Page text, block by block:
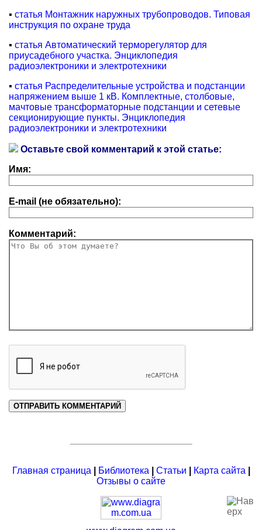
▪ статья Монтажник наружных трубопроводов. Типовая
инструкция по охране труда
▪ статья Автоматический терморегулятор для
приусадебного участка. Энциклопедия
радиоэлектроники и электротехники
▪ статья Распределительные устройства и подстанции
напряжением выше 1 кB. Комплектные, столбовые,
мачтовые трансформаторные подстанции и сетевые
секционирующие пункты. Энциклопедия
радиоэлектроники и электротехники
Оставьте свой комментарий к этой статье:
Имя:
E-mail (не обязательно):
Комментарий:
Главная страница Библиотека Статьи Карта сайта
Отзывы о сайте